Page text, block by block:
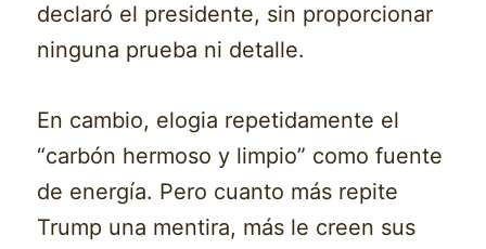
declaró el presidente, sin proporcionar
ninguna prueba ni detalle.
En cambio, elogia repetidamente el
“carbón hermoso y limpio” como fuente
de energía. Pero cuanto más repite
Trump una mentira, más le creen sus